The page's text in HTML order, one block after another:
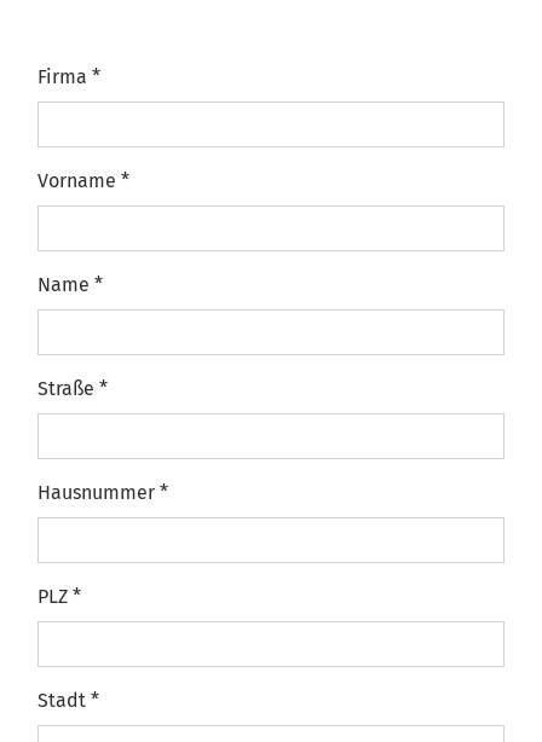
Firma *
Vorname *
Name *
Straße *
Hausnummer *
PLZ *
Stadt *